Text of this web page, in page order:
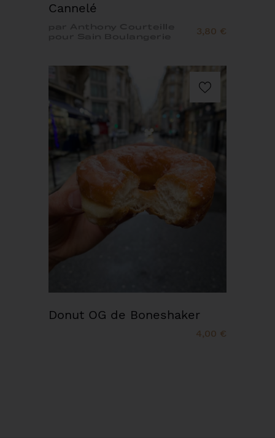
Cannelé
3,80 €
Donut OG de Boneshaker
4,00 €